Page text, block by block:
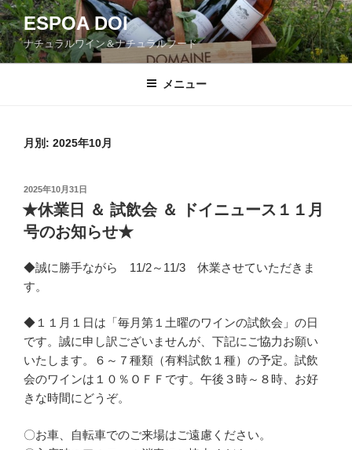
コ
ン
テ
ン
ESPOA DOI
ナチュラルワイン＆ナチュラルフード
メニュー
月別: 2025年10月
投
稿
日:
2025年10月31日
★休業日 ＆ 試飲会 ＆ ドイニュース１１月
号のお知らせ★
◆誠に勝手ながら 11/2～11/3 休業させていただきま
す。
◆１１月１日は「毎月第１土曜のワインの試飲会」の日
です。誠に申し訳ございませんが、下記にご協力お願い
いたします。６～７種類（有料試飲１種）の予定。試飲
会のワインは１０％ＯＦＦです。午後３時～８時、お好
きな時間にどうぞ。
〇お車、自転車でのご来場はご遠慮ください。